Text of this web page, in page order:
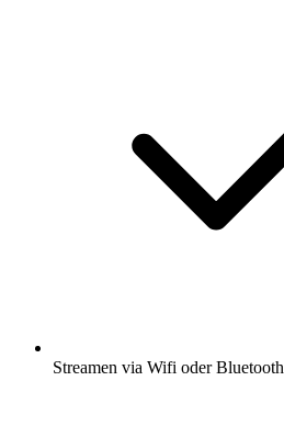
Streamen via Wifi oder Bluetooth